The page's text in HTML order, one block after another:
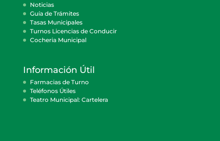
Noticias
Guía de Trámites
Tasas Municipales
Turnos Licencias de Conducir
Cocheria Municipal
Información Útil
Farmacias de Turno
Teléfonos Útiles
Teatro Municipal: Cartelera